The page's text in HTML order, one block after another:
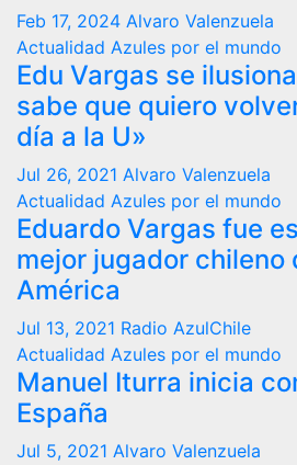
Feb 17, 2024 Alvaro Valenzuela
Actualidad Azules por el mundo
Edu Vargas se
sabe que quiero
día a la U»
Jul 26, 2021 Alvaro Valenzuela
Actualidad Azules por el mundo
Eduardo Vargas fue
mejor jugador chileno
América
Jul 13, 2021 Radio AzulChile
Actualidad Azules por el mundo
Manuel Iturra inicia
España
Jul 5, 2021 Alvaro Valenzuela